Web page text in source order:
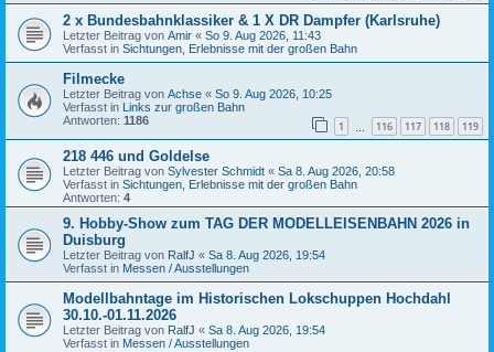
2 x Bundesbahnklassiker & 1 X DR Dampfer (Karlsruhe)
Letzter Beitrag von Amir « So 9. Aug 2026, 11:43
Verfasst in Sichtungen, Erlebnisse mit der großen Bahn
Filmecke
Letzter Beitrag von Achse « So 9. Aug 2026, 10:25
Verfasst in Links zur großen Bahn
Antworten: 1186 1 116 117 118 119
218 446 und Goldelse
Letzter Beitrag von Sylvester Schmidt « Sa 8. Aug 2026, 20:58
Verfasst in Sichtungen, Erlebnisse mit der großen Bahn
Antworten: 4
9. Hobby-Show zum TAG DER MODELLEISENBAHN 2026 in
Duisburg
Letzter Beitrag von RalfJ « Sa 8. Aug 2026, 19:54
Verfasst in Messen / Ausstellungen
Modellbahntage im Historischen Lokschuppen Hochdahl
30.10.-01.11.2026
Letzter Beitrag von RalfJ « Sa 8. Aug 2026, 19:54
Verfasst in Messen / Ausstellungen